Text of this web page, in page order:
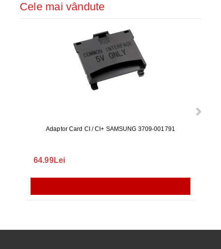
Cele mai vândute
Adaptor Card CI / CI+ SAMSUNG 3709-001791
64.99Lei